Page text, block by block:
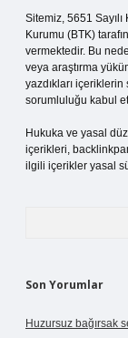
Sitemiz, 5651
Kurumu (BTK)
vermektedir. Bu
veya araştırma
yazdıkları
sorumluluğu kabul
Hukuka ve yasal
içerikleri,
ilgili içerikler yasal
Son Yorumlar
Huzursuz bağırsak